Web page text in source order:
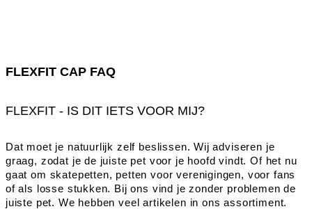
FLEXFIT CAP FAQ
FLEXFIT - IS DIT IETS VOOR MIJ?
Dat moet je natuurlijk zelf beslissen. Wij adviseren je
graag, zodat je de juiste pet voor je hoofd vindt. Of het nu
gaat om skatepetten, petten voor verenigingen, voor fans
of als losse stukken. Bij ons vind je zonder problemen de
juiste pet. We hebben veel artikelen in ons assortiment.